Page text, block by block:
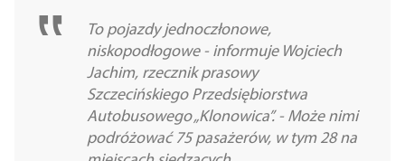
To pojazdy jednoczłonowe,
niskopodłogowe - informuje Wojciech
Jachim, rzecznik prasowy
Szczecińskiego Przedsiębiorstwa
Autobusowego „Klonowica”. - Może nimi
podróżować 75 pasażerów, w tym 28 na